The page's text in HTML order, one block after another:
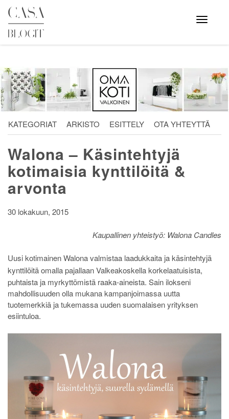
Skip
content
Avaa
valikko
KATEGORIAT ARKISTO ESITTELY OTA YHTEYTTÄ
Walona – Käsintehtyjä
kotimaisia kynttilöitä &
arvonta
30 lokakuun, 2015
Kaupallinen yhteistyö: Walona Candles
Uusi kotimainen Walona valmistaa laadukkaita ja käsintehtyjä
kynttilöitä omalla pajallaan Valkeakoskellakorkelaatuisista,
puhtaista ja myrkyttömistä raaka-aineista. Sain ilokseni
mahdollisuuden olla mukana kampanjoimassa uutta
tuotemerkkiä ja tukemassa uuden suomalaisen yrityksen
esiintuloa.